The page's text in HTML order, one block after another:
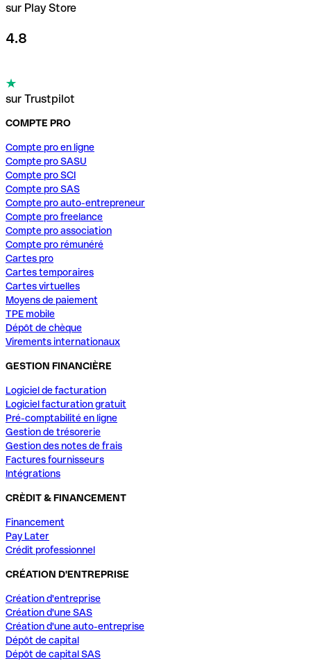
sur Play Store
4.8
sur Trustpilot
COMPTE PRO
Compte pro en ligne
Compte pro SASU
Compte pro SCI
Compte pro SAS
Compte pro auto-entrepreneur
Compte pro freelance
Compte pro association
Compte pro rémunéré
Cartes pro
Cartes temporaires
Cartes virtuelles
Moyens de paiement
TPE mobile
Dépôt de chèque
Virements internationaux
GESTION FINANCIÈRE
Logiciel de facturation
Logiciel facturation gratuit
Pré-comptabilité en ligne
Gestion de trésorerie
Gestion des notes de frais
Factures fournisseurs
Intégrations
CRÈDIT & FINANCEMENT
Financement
Pay Later
Crédit professionnel
CRÉATION D'ENTREPRISE
Création d'entreprise
Création d'une SAS
Création d'une auto-entreprise
Dépôt de capital
Dépôt de capital SAS